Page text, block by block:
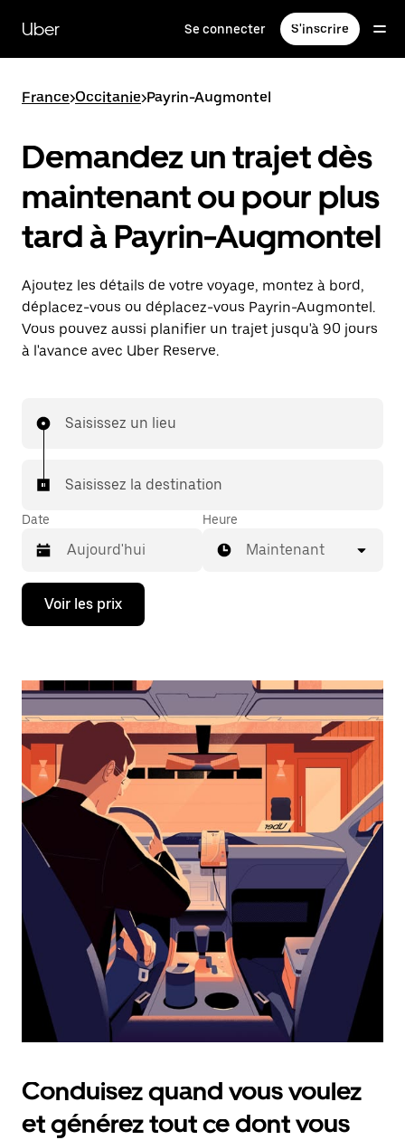
contenu
principal
Uber Se connecter S'inscrire
France>Occitanie>Payrin-Augmontel
Demandez un trajet dès
maintenant ou pour plus
tard à Payrin-Augmontel
Ajoutez les détails de votre voyage, montez à bord,
déplacez-vous ou déplacez-vous Payrin-Augmontel.
Vous pouvez aussi planifier un trajet jusqu'à 90 jours
à l'avance avec Uber Reserve.
Saisissez un lieu
Saisissez la destination
Date
Appuyez
la
bas
ouvrir
le
calendrier
sélectionner
une
date.
Appuyez
sur
touche
pour
fermer
le
calendrier.
Heure
Maintenant
Voir les prix
Conduisez quand vous voulez
et générez tout ce dont vous